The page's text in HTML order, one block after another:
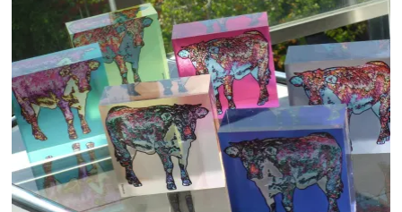
„MINI MOOH“ SHOP